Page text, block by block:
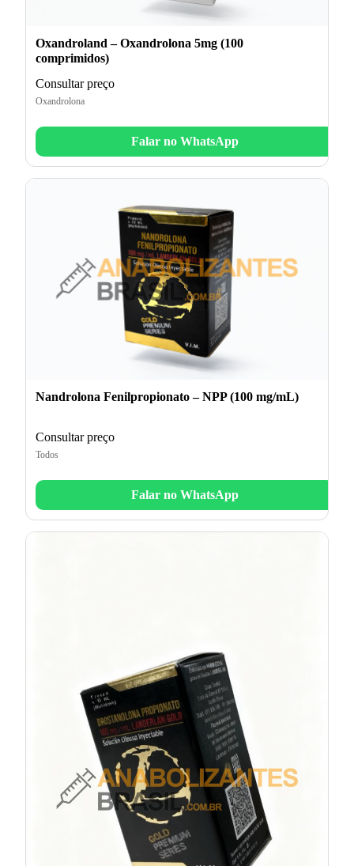
Oxandroland – Oxandrolona 5mg (100
comprimidos)
Consultar preço
Oxandrolona
Falar no WhatsApp
Nandrolona Fenilpropionato – NPP (100 mg/mL)
Consultar preço
Todos
Falar no WhatsApp